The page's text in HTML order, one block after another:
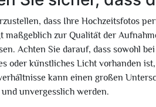
dass Ihre Hochzeitsfotos
maßgeblich zur Qualität der
Achten Sie darauf, dass sowohl
oder künstliches Licht vorhanden
kann einen großen
unvergesslich werden.